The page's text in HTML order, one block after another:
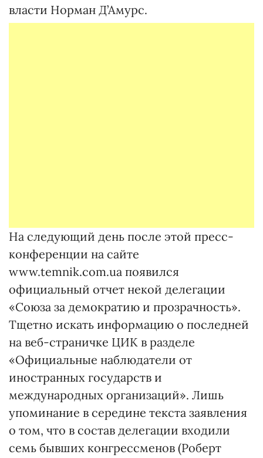
власти Норман Д’Амурс.
На следующий день после этой пресс-
конференции на сайте
www.temnik.com.ua появился
официальный отчет некой делегации
«Союза за демократию и прозрачность».
Тщетно искать информацию о последней
на веб-страничке ЦИК в разделе
«Официальные наблюдатели от
иностранных государств и
международных организаций». Лишь
упоминание в середине текста заявления
о том, что в состав делегации входили
семь бывших конгрессменов (Роберт